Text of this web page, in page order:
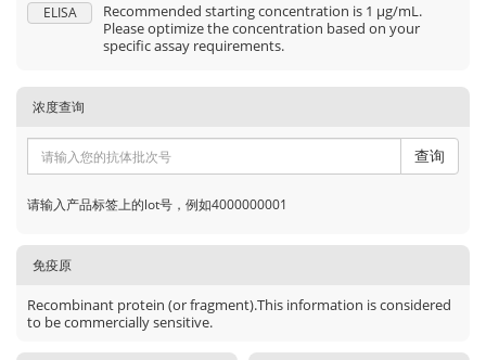
ELISA
Recommended starting concentration is 1 μg/mL.
Please optimize the concentration based on your
specific assay requirements.
浓度查询
查询
请输入产品标签上的lot号，例如4000000001
免疫原
Recombinant protein (or fragment).This information is considered
to be commercially sensitive.